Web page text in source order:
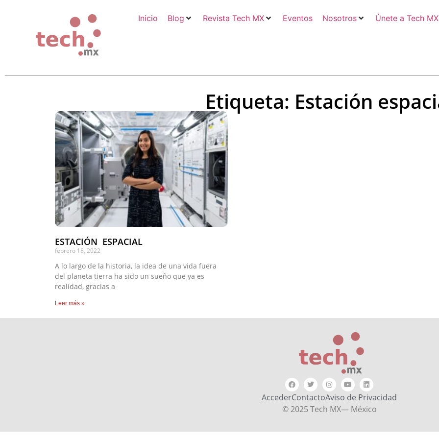
Inicio Blog Revista Tech MX Eventos Nosotros Únete a Tech MX
Etiqueta: Estación
ESTACIÓN ESPACIAL
febrero 18, 2022
A lo largo de la historia, la idea de una vida fuera
del planeta tierra ha sido un sueño que ya es
realidad, gracias a
Leer más »
AccederContactoAviso de Privacidad
© 2025 Tech MX— México